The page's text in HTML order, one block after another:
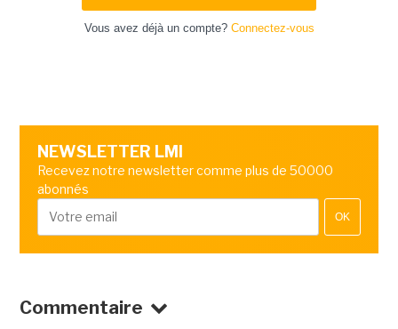
Vous avez déjà un compte? Connectez-vous
NEWSLETTER LMI
Recevez notre newsletter comme plus de 50000
abonnés
OK
Commentaire